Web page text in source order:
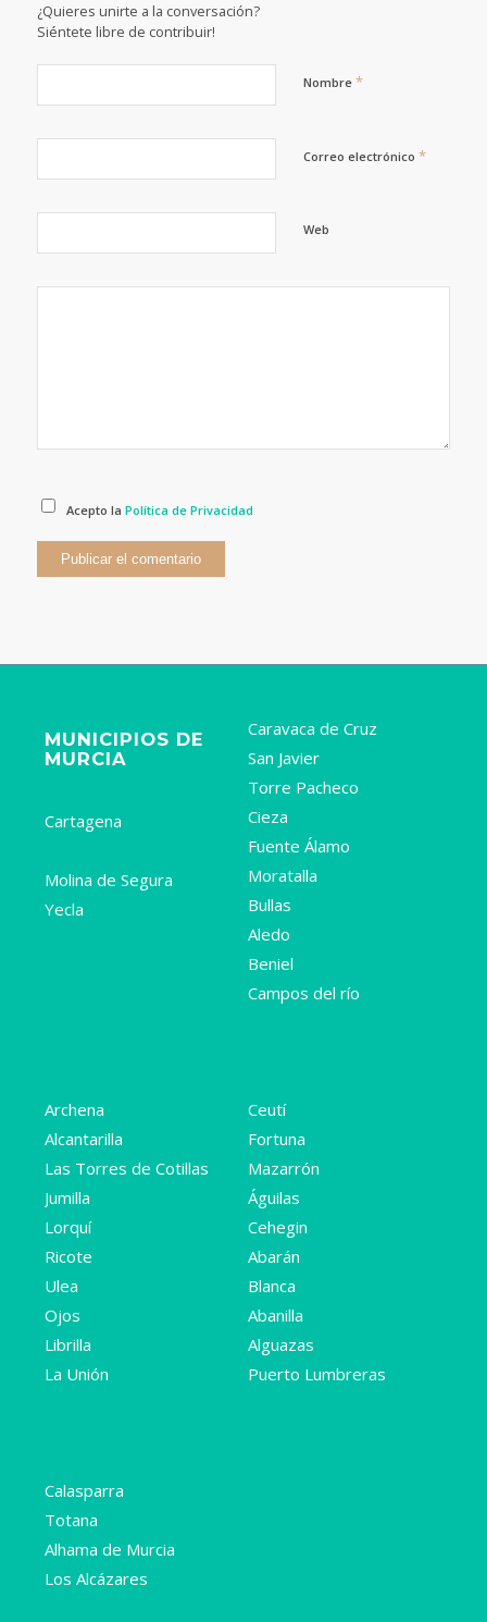
¿Quieres unirte a la conversación?
Siéntete libre de contribuir!
Nombre *
Correo electrónico *
Web
Acepto laPolítica de Privacidad
MUNICIPIOS DE
MURCIA
Cartagena
Molina de Segura
Yecla
Caravaca de Cruz
San Javier
Torre Pacheco
Cieza
Fuente Álamo
Moratalla
Bullas
Aledo
Beniel
Campos del río
Archena
Alcantarilla
Las Torres de Cotillas
Jumilla
Lorquí
Ricote
Ulea
Ojos
Librilla
La Unión
Ceutí
Fortuna
Mazarrón
Águilas
Cehegin
Abarán
Blanca
Abanilla
Alguazas
Puerto Lumbreras
Calasparra
Totana
Alhama de Murcia
Los Alcázares